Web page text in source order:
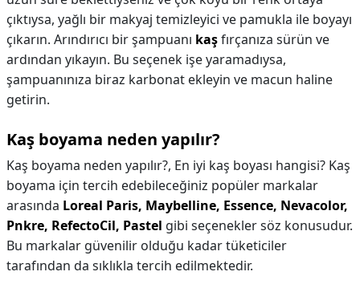
çıktıysa, yağlı bir makyaj temizleyici ve pamukla ile boyayı
çıkarın. Arındırıcı bir şampuanı kaşfırçanıza sürün ve
ardından yıkayın. Bu seçenek işe yaramadıysa,
şampuanınıza biraz karbonat ekleyin ve macun haline
getirin.
Kaş boyama neden yapılır?
Kaş boyama neden yapılır?, En iyi kaş boyası hangisi? Kaş
boyama için tercih edebileceğiniz popüler markalar
arasında Loreal Paris, Maybelline, Essence, Nevacolor,
Pnkre, RefectoCil, Pastel gibi seçenekler söz konusudur.
Bu markalar güvenilir olduğu kadar tüketiciler
tarafından da sıklıkla tercih edilmektedir.